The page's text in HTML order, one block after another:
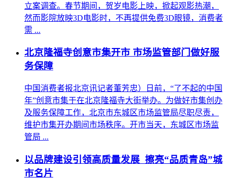
立案调查。春节期间，贺岁电影上映，掀起观影热潮，
然而影院放映3D电影时，不再提供免费3D眼镜，消费者
需 ...
北京隆福寺创意市集开市 市场监管部门做好服
务保障
中国消费者报北京讯记者董芳忠）日前，“了不起的中国
年”创意市集于在北京隆福寺大街举办。为做好市集创办
及服务保障工作，北京市东城区市场监管局尽职尽责，
维护市集开办期间市场秩序。开市当天，东城区市场监
管局 ...
以品牌建设引领高质量发展 擦亮“品质青岛”城
市名片